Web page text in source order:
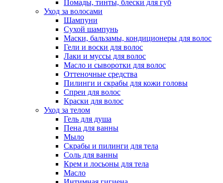
Помады, тинты, блески для губ
Уход за волосами
Шампуни
Сухой шампунь
Маски, бальзамы, кондиционеры для волос
Гели и воски для волос
Лаки и муссы для волос
Масло и сыворотки для волос
Оттеночные средства
Пилинги и скрабы для кожи головы
Спреи для волос
Краски для волос
Уход за телом
Гель для душа
Пена для ванны
Мыло
Скрабы и пилинги для тела
Соль для ванны
Крем и лосьоны для тела
Масло